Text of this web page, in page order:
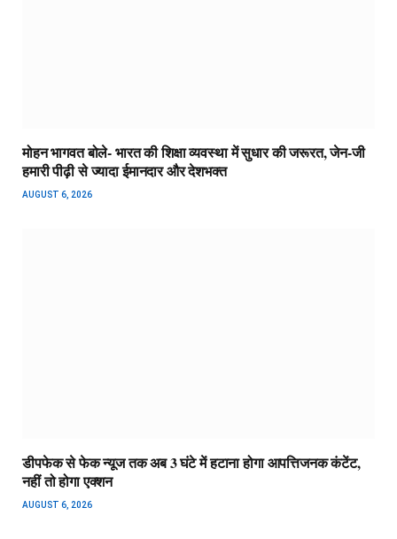
मोहन भागवत बोले- भारत की शिक्षा व्यवस्था में सुधार की जरूरत, जेन-जी
हमारी पीढ़ी से ज्यादा ईमानदार और देशभक्त
AUGUST 6, 2026
डीपफेक से फेक न्यूज तक अब 3 घंटे में हटाना होगा आपत्तिजनक कंटेंट,
नहीं तो होगा एक्शन
AUGUST 6, 2026